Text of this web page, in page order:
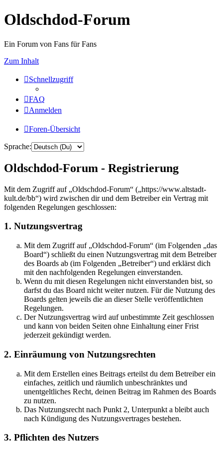
Oldschdod-Forum
Ein Forum von Fans für Fans
Zum Inhalt
Schnellzugriff
FAQ
Anmelden
Foren-Übersicht
Sprache:
Oldschdod-Forum - Registrierung
Mit dem Zugriff auf „Oldschdod-Forum“ („https://www.altstadt-
kult.de/bb“) wird zwischen dir und dem Betreiber ein Vertrag mit
folgenden Regelungen geschlossen:
1. Nutzungsvertrag
Mit dem Zugriff auf „Oldschdod-Forum“ (im Folgenden „das
Board“) schließt du einen Nutzungsvertrag mit dem Betreiber
des Boards ab (im Folgenden „Betreiber“) und erklärst dich
mit den nachfolgenden Regelungen einverstanden.
Wenn du mit diesen Regelungen nicht einverstanden bist, so
darfst du das Board nicht weiter nutzen. Für die Nutzung des
Boards gelten jeweils die an dieser Stelle veröffentlichten
Regelungen.
Der Nutzungsvertrag wird auf unbestimmte Zeit geschlossen
und kann von beiden Seiten ohne Einhaltung einer Frist
jederzeit gekündigt werden.
2. Einräumung von Nutzungsrechten
Mit dem Erstellen eines Beitrags erteilst du dem Betreiber ein
einfaches, zeitlich und räumlich unbeschränktes und
unentgeltliches Recht, deinen Beitrag im Rahmen des Boards
zu nutzen.
Das Nutzungsrecht nach Punkt 2, Unterpunkt a bleibt auch
nach Kündigung des Nutzungsvertrages bestehen.
3. Pflichten des Nutzers